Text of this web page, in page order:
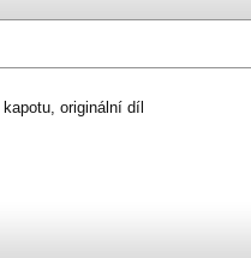
originální díl